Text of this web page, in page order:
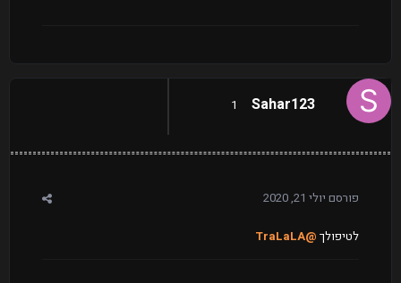
Sahar123
1
פורסם יולי 21, 2020
לטיפולך @TraLaLA